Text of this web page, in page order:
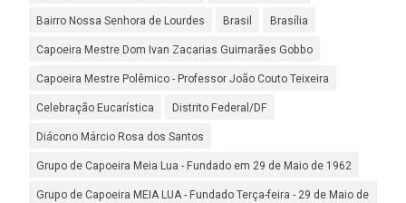
Bairro Nossa Senhora de Lourdes Brasil Brasília
Capoeira Mestre Dom Ivan Zacarias Guimarães Gobbo
Capoeira Mestre Polêmico - Professor João Couto Teixeira
Celebração Eucarística Distrito Federal/DF
Diácono Márcio Rosa dos Santos
Grupo de Capoeira Meia Lua - Fundado em 29 de Maio de 1962
Grupo de Capoeira MEIA LUA - Fundado Terça-feira - 29 de Maio de